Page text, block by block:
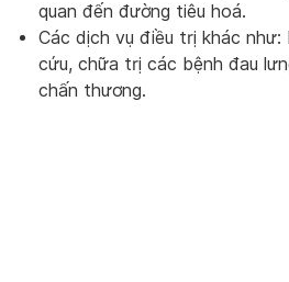
quan đến đường tiêu hoá.
Các dịch vụ điều trị khác
cứu, chữa trị các bệnh đau
chấn thương.